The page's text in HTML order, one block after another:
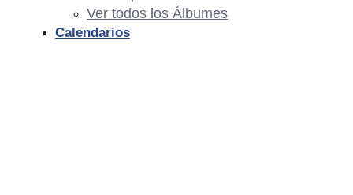
Ver todos los Álbumes
Calendarios